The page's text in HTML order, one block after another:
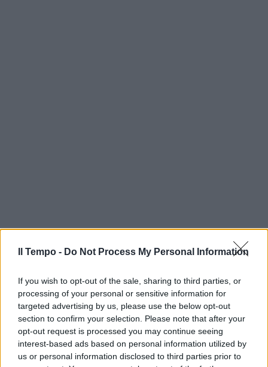
Il Tempo - Do Not Process My Personal Information
If you wish to opt-out of the sale, sharing to third parties, or
processing of your personal or sensitive information for
targeted advertising by us, please use the below opt-out
section to confirm your selection. Please note that after your
opt-out request is processed you may continue seeing
interest-based ads based on personal information utilized by
us or personal information disclosed to third parties prior to